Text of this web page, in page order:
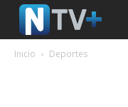
Inicio Deportes